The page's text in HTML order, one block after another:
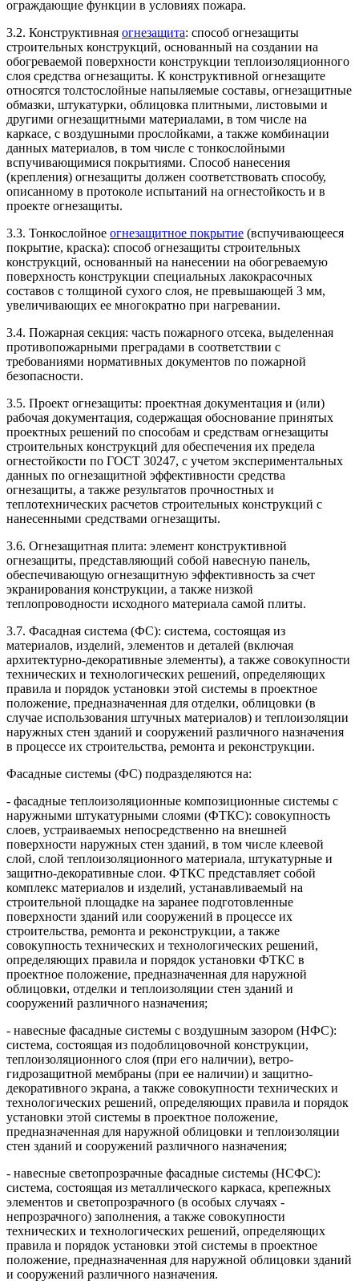
ограждающие функции в условиях пожара.
3.2. Конструктивная огнезащита: способ огнезащиты
строительных конструкций, основанный на создании на
обогреваемой поверхности конструкции теплоизоляционного
слоя средства огнезащиты. К конструктивной огнезащите
относятся толстослойные напыляемые составы, огнезащитные
обмазки, штукатурки, облицовка плитными, листовыми и
другими огнезащитными материалами, в том числе на
каркасе, с воздушными прослойками, а также комбинации
данных материалов, в том числе с тонкослойными
вспучивающимися покрытиями. Способ нанесения
(крепления) огнезащиты должен соответствовать способу,
описанному в протоколе испытаний на огнестойкость и в
проекте огнезащиты.
3.3. Тонкослойное огнезащитное покрытие (вспучивающееся
покрытие, краска): способ огнезащиты строительных
конструкций, основанный на нанесении на обогреваемую
поверхность конструкции специальных лакокрасочных
составов с толщиной сухого слоя, не превышающей 3 мм,
увеличивающих ее многократно при нагревании.
3.4. Пожарная секция: часть пожарного отсека, выделенная
противопожарными преградами в соответствии с
требованиями нормативных документов по пожарной
безопасности.
3.5. Проект огнезащиты: проектная документация и (или)
рабочая документация, содержащая обоснование принятых
проектных решений по способам и средствам огнезащиты
строительных конструкций для обеспечения их предела
огнестойкости по ГОСТ 30247, с учетом экспериментальных
данных по огнезащитной эффективности средства
огнезащиты, а также результатов прочностных и
теплотехнических расчетов строительных конструкций с
нанесенными средствами огнезащиты.
3.6. Огнезащитная плита: элемент конструктивной
огнезащиты, представляющий собой навесную панель,
обеспечивающую огнезащитную эффективность за счет
экранирования конструкции, а также низкой
теплопроводности исходного материала самой плиты.
3.7. Фасадная система (ФС): система, состоящая из
материалов, изделий, элементов и деталей (включая
архитектурно-декоративные элементы), а также совокупности
технических и технологических решений, определяющих
правила и порядок установки этой системы в проектное
положение, предназначенная для отделки, облицовки (в
случае использования штучных материалов) и теплоизоляции
наружных стен зданий и сооружений различного назначения
в процессе их строительства, ремонта и реконструкции.
Фасадные системы (ФС) подразделяются на:
- фасадные теплоизоляционные композиционные системы с
наружными штукатурными слоями (ФТКС): совокупность
слоев, устраиваемых непосредственно на внешней
поверхности наружных стен зданий, в том числе клеевой
слой, слой теплоизоляционного материала, штукатурные и
защитно-декоративные слои. ФТКС представляет собой
комплекс материалов и изделий, устанавливаемый на
строительной площадке на заранее подготовленные
поверхности зданий или сооружений в процессе их
строительства, ремонта и реконструкции, а также
совокупность технических и технологических решений,
определяющих правила и порядок установки ФТКС в
проектное положение, предназначенная для наружной
облицовки, отделки и теплоизоляции стен зданий и
сооружений различного назначения;
- навесные фасадные системы с воздушным зазором (НФС):
система, состоящая из подоблицовочной конструкции,
теплоизоляционного слоя (при его наличии), ветро-
гидрозащитной мембраны (при ее наличии) и защитно-
декоративного экрана, а также совокупности технических и
технологических решений, определяющих правила и порядок
установки этой системы в проектное положение,
предназначенная для наружной облицовки и теплоизоляции
стен зданий и сооружений различного назначения;
- навесные светопрозрачные фасадные системы (НСФС):
система, состоящая из металлического каркаса, крепежных
элементов и светопрозрачного (в особых случаях -
непрозрачного) заполнения, а также совокупности
технических и технологических решений, определяющих
правила и порядок установки этой системы в проектное
положение, предназначенная для наружной облицовки зданий
и сооружений различного назначения.